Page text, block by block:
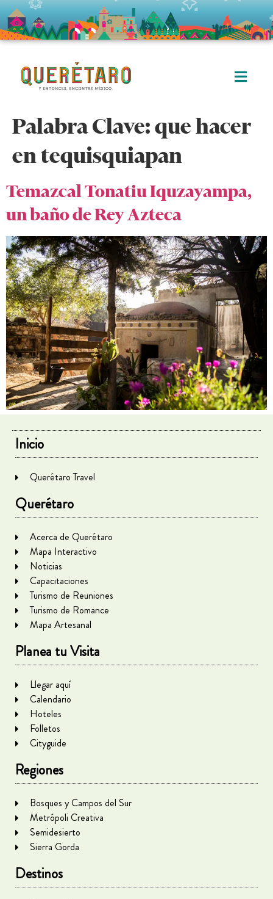
Palabra Clave:que hacer
en tequisquiapan
Temazcal Tonatiu Iquzayampa,
un baño de Rey Azteca
Inicio
Querétaro Travel
Querétaro
Acerca de Querétaro
Mapa Interactivo
Noticias
Capacitaciones
Turismo de Reuniones
Turismo de Romance
Mapa Artesanal
Planea tu Visita
Llegar aquí
Calendario
Hoteles
Folletos
Cityguide
Regiones
Bosques y Campos del Sur
Metrópoli Creativa
Semidesierto
Sierra Gorda
Destinos